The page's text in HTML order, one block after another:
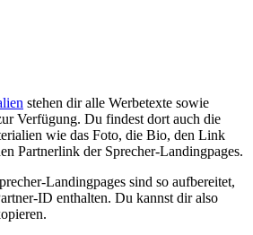
stehen dir alle Werbetexte sowie
Verfügung. Du findest dort auch die
wie das Foto, die Bio, den Link
Partnerlink der Sprecher-Landingpages.
Landingpages sind so aufbereitet,
ID enthalten. Du kannst dir also